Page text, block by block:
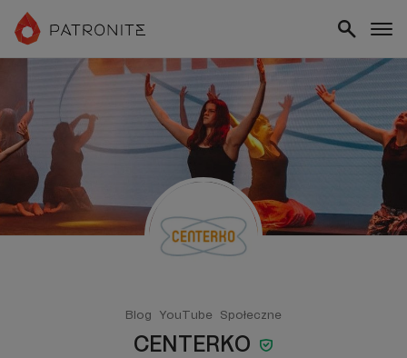
Blog YouTube Społeczne
CENTERKO